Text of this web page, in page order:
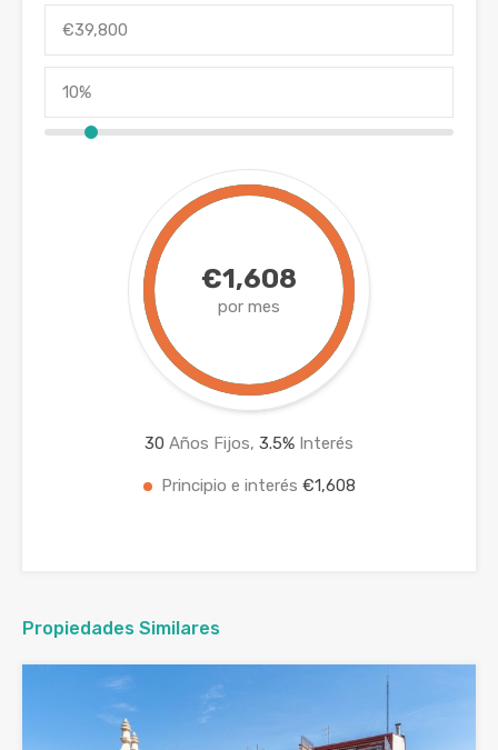
€1,608
por mes
30 Años Fijos, 3.5% Interés
Principio e interés €1,608
Propiedades Similares